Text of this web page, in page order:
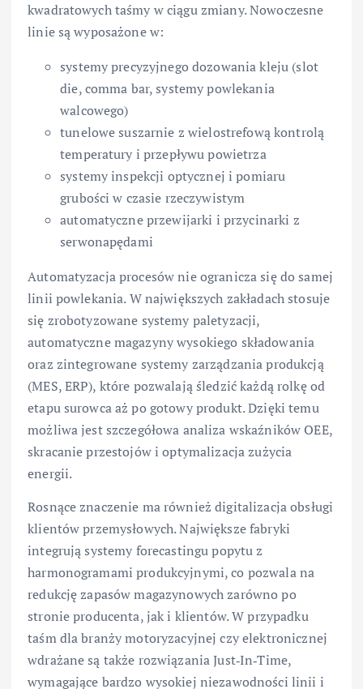
kwadratowych taśmy w ciągu zmiany. Nowoczesne
linie są wyposażone w:
systemy precyzyjnego dozowania kleju (slot
die, comma bar, systemy powlekania
walcowego)
tunelowe suszarnie z wielostrefową kontrolą
temperatury i przepływu powietrza
systemy inspekcji optycznej i pomiaru
grubości w czasie rzeczywistym
automatyczne przewijarki i przycinarki z
serwonapędami
Automatyzacja procesów nie ogranicza się do samej
linii powlekania. W największych zakładach stosuje
się zrobotyzowane systemy paletyzacji,
automatyczne magazyny wysokiego składowania
oraz zintegrowane systemy zarządzania produkcją
(MES, ERP), które pozwalają śledzić każdą rolkę od
etapu surowca aż po gotowy produkt. Dzięki temu
możliwa jest szczegółowa analiza wskaźników OEE,
skracanie przestojów i optymalizacja zużycia
energii.
Rosnące znaczenie ma również digitalizacja obsługi
klientów przemysłowych. Największe fabryki
integrują systemy forecastingu popytu z
harmonogramami produkcyjnymi, co pozwala na
redukcję zapasów magazynowych zarówno po
stronie producenta, jak i klientów. W przypadku
taśm dla branży motoryzacyjnej czy elektronicznej
wdrażane są także rozwiązania Just‑In‑Time,
wymagające bardzo wysokiej niezawodności linii i